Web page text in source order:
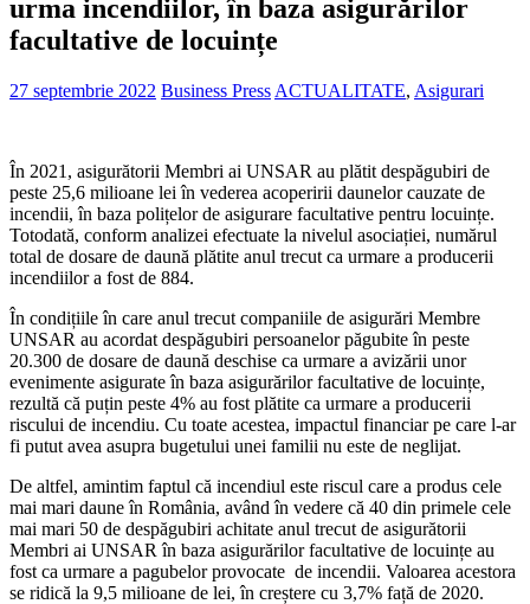
urma incendiilor, în baza asigurărilor
facultative de locuințe
27 septembrie 2022 Business Press ACTUALITATE, Asigurari
În 2021, asigurătorii Membri ai UNSAR au plătit despăgubiri de
peste 25,6 milioane lei în vederea acoperirii daunelor cauzate de
incendii, în baza polițelor de asigurare facultative pentru locuințe.
Totodată, conform analizei efectuate la nivelul asociației, numărul
total de dosare de daună plătite anul trecut ca urmare a producerii
incendiilor a fost de 884.
În condițiile în care anul trecut companiile de asigurări Membre
UNSAR au acordat despăgubiri persoanelor păgubite în peste
20.300 de dosare de daună deschise ca urmare a avizării unor
evenimente asigurate în baza asigurărilor facultative de locuințe,
rezultă că puțin peste 4% au fost plătite ca urmare a producerii
riscului de incendiu. Cu toate acestea, impactul financiar pe care l-ar
fi putut avea asupra bugetului unei familii nu este de neglijat.
De altfel, amintim faptul că incendiul este riscul care a produs cele
mai mari daune în România, având în vedere că 40 din primele cele
mai mari 50 de despăgubiri achitate anul trecut de asigurătorii
Membri ai UNSAR în baza asigurărilor facultative de locuințe au
fost ca urmare a pagubelor provocate de incendii. Valoarea acestora
se ridică la 9,5 milioane de lei, în creștere cu 3,7% față de 2020.